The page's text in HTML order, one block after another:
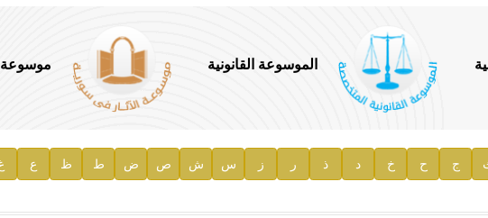
الآثار في سورية
الموسوعة القانونية موسوعة
ج ح خ د ذ ر ز س ش ص ض ط ظ ع